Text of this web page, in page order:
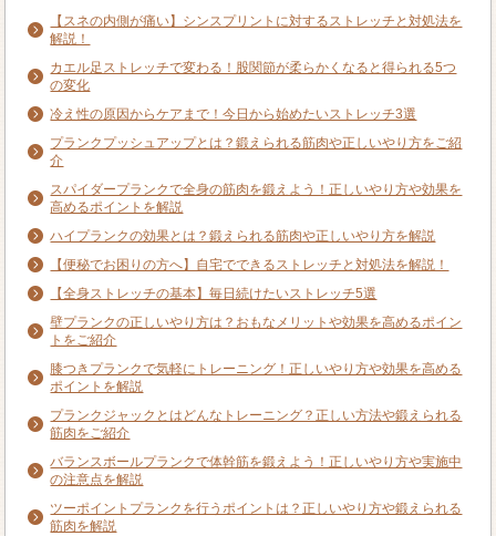
【スネの内側が痛い】シンスプリントに対するストレッチと対処法を
解説！
カエル足ストレッチで変わる！股関節が柔らかくなると得られる5つ
の変化
冷え性の原因からケアまで！今日から始めたいストレッチ3選
プランクプッシュアップとは？鍛えられる筋肉や正しいやり方をご紹
介
スパイダープランクで全身の筋肉を鍛えよう！正しいやり方や効果を
高めるポイントを解説
ハイプランクの効果とは？鍛えられる筋肉や正しいやり方を解説
【便秘でお困りの方へ】自宅でできるストレッチと対処法を解説！
【全身ストレッチの基本】毎日続けたいストレッチ5選
壁プランクの正しいやり方は？おもなメリットや効果を高めるポイン
トをご紹介
膝つきプランクで気軽にトレーニング！正しいやり方や効果を高める
ポイントを解説
プランクジャックとはどんなトレーニング？正しい方法や鍛えられる
筋肉をご紹介
バランスボールプランクで体幹筋を鍛えよう！正しいやり方や実施中
の注意点を解説
ツーポイントプランクを行うポイントは？正しいやり方や鍛えられる
筋肉を解説